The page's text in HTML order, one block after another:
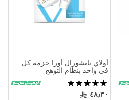
أولاي ناتشورال أورا حزمة كل
في واحد بنظام التوهج
تقييم:
100%
٤٨٫٣٠